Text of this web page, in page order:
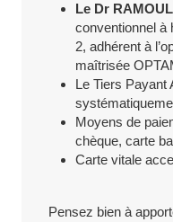
Le Dr RAMOUL
conventionnel à
2, adhérent à
maîtrisée
Le Tiers Payant
Moyens de
chèque, carte
Carte vitale
Pensez bien à